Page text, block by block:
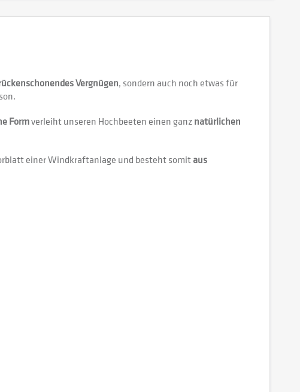
Vergnügen, sondern auch noch etwas für
Formverleiht unseren Hochbeeten einen ganznatürlichen
einer Windkraftanlage und besteht somitaus